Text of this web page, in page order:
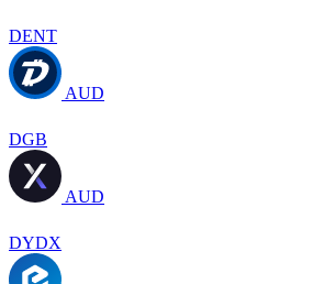
DENT
AUD
DGB
AUD
DYDX